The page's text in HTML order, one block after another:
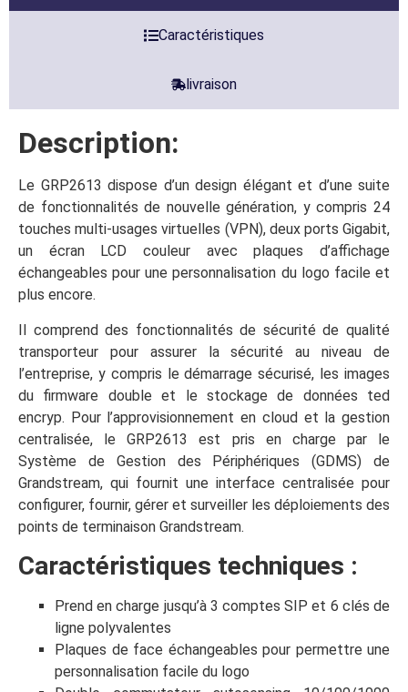
Caractéristiques
livraison
Description:
Le GRP2613 dispose d’un design élégant et d’une suite
de fonctionnalités de nouvelle génération, y compris 24
touches multi-usages virtuelles (VPN), deux ports Gigabit,
un écran LCD couleur avec plaques d’affichage
échangeables pour une personnalisation du logo facile et
plus encore.
Il comprend des fonctionnalités de sécurité de qualité
transporteur pour assurer la sécurité au niveau de
l’entreprise, y compris le démarrage sécurisé, les images
du firmware double et le stockage de données ted
encryp. Pour l’approvisionnement en cloud et la gestion
centralisée, le GRP2613 est pris en charge par le
Système de Gestion des Périphériques (GDMS) de
Grandstream, qui fournit une interface centralisée pour
configurer, fournir, gérer et surveiller les déploiements des
points de terminaison Grandstream.
Caractéristiques techniques :
Prend en charge jusqu’à 3 comptes SIP et 6 clés de
ligne polyvalentes
Plaques de face échangeables pour permettre une
personnalisation facile du logo